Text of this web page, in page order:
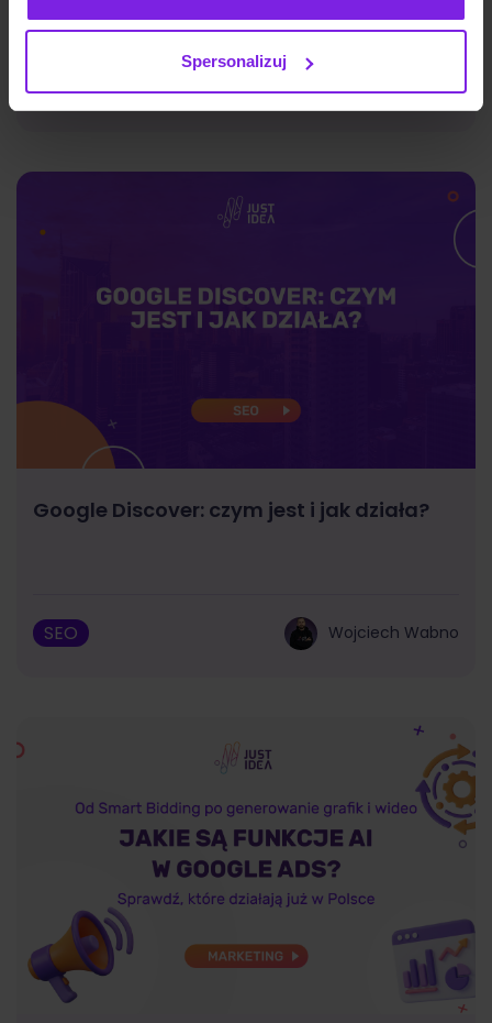
Spersonalizuj
Marketing Wiktoria Władarz
Google Discover: czym jest i jak działa?
SEO Wojciech Wabno